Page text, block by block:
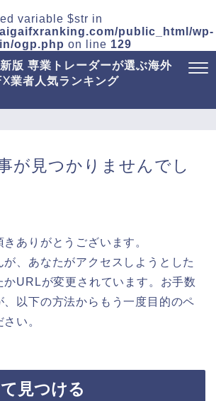
variable $str in
public_html/wp-
ogp.php on line 129
版 専業トレーダーが選ぶ海外
業者人気ランキング
が見つかりませんでし
ありがとうございます。
が、あなたがアクセスしようとした
かURLが変更されています。お手数
、以下の方法からもう一度目的のペ
い。
見つける